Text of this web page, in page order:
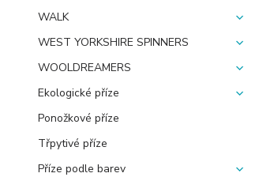
WALK
WEST YORKSHIRE SPINNERS
WOOLDREAMERS
Ekologické příze
Ponožkové příze
Třpytivé příze
Příze podle barev